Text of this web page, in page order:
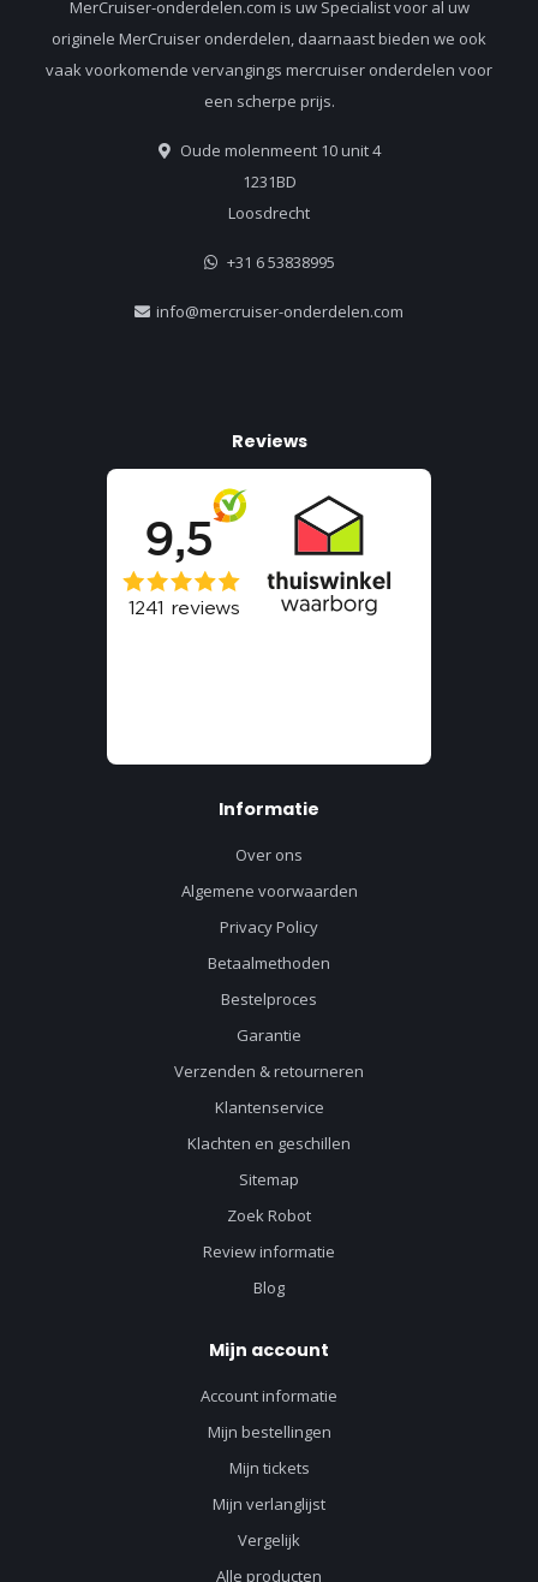
MerCruiser-onderdelen.com is uw Specialist voor al uw
originele MerCruiser onderdelen, daarnaast bieden we ook
vaak voorkomende vervangings mercruiser onderdelen voor
een scherpe prijs.
Oude molenmeent 10 unit 4
1231BD
Loosdrecht
+31 6 53838995
info@mercruiser-onderdelen.com
Reviews
Informatie
Over ons
Algemene voorwaarden
Privacy Policy
Betaalmethoden
Bestelproces
Garantie
Verzenden & retourneren
Klantenservice
Klachten en geschillen
Sitemap
Zoek Robot
Review informatie
Blog
Mijn account
Account informatie
Mijn bestellingen
Mijn tickets
Mijn verlanglijst
Vergelijk
Alle producten